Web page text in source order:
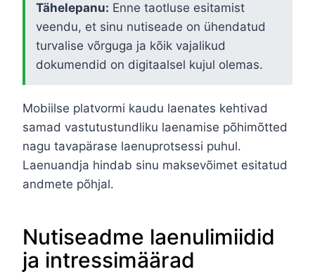
Tähelepanu: Enne taotluse esitamist
veendu, et sinu nutiseade on ühendatud
turvalise võrguga ja kõik vajalikud
dokumendid on digitaalsel kujul olemas.
Mobiilse platvormi kaudu laenates kehtivad
samad vastutustundliku laenamise põhimõtted
nagu tavapärase laenuprotsessi puhul.
Laenuandja hindab sinu maksevõimet esitatud
andmete põhjal.
Nutiseadme laenulimiidid
ja intressimäärad